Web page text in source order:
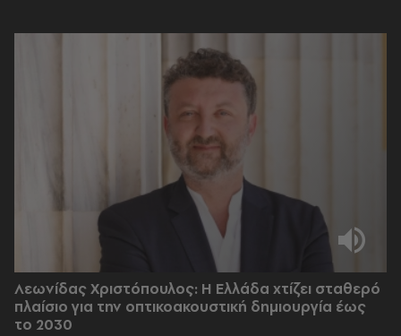
Λεωνίδας Χριστόπουλος: Η Ελλάδα χτίζει σταθερό
πλαίσιο για την οπτικοακουστική δημιουργία έως
το 2030